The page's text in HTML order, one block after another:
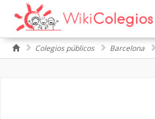
Colegios públicos Barcelona